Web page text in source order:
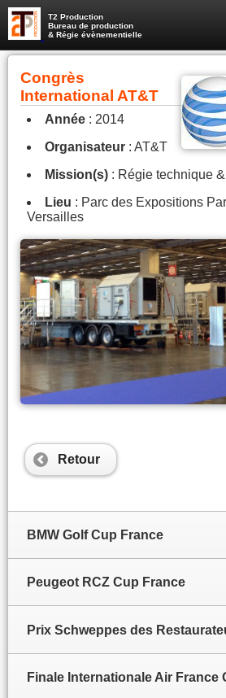
T2 Production
Bureau de production
& Régie évènementielle
Congrès
International AT&T
Année : 2014
Organisateur : AT&T
Mission(s) : Régie technique
Lieu : Parc des Expositions
Versailles
Retour
BMW Golf Cup France
Peugeot RCZ Cup France
Prix Schweppes des
Finale Internationale Air France